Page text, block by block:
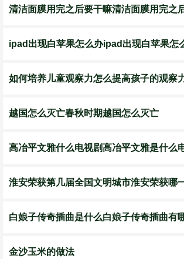
清洁面膜用完之后要干嘛清洁面膜用完之
ipad出现白苹果怎么办ipad出现白苹果怎
如何培养儿童观察力怎么提高孩子的观察
越国怎么灭亡春秋时期越国怎么灭亡
高冶平文雅什么电视剧高冶平文雅是什么
淮安荣获第几届全国文明城市淮安荣获哪
白娘子传奇插曲是什么白娘子传奇插曲有
金沙玉米的做法